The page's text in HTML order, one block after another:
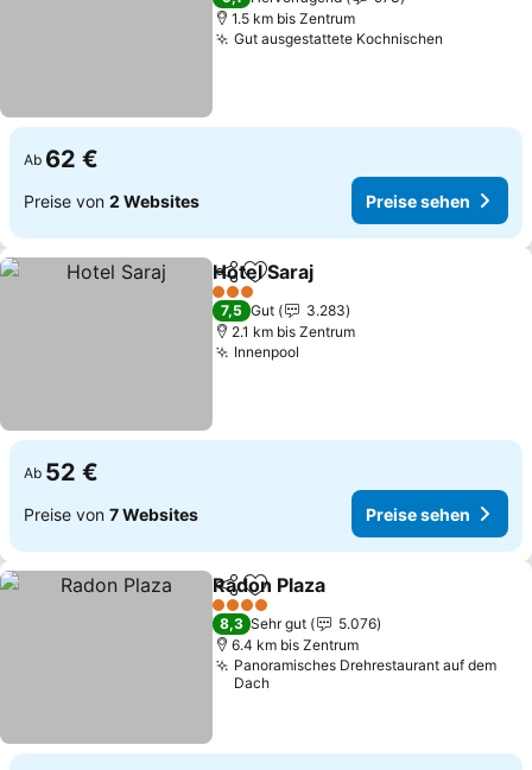
1.5 km bis Zentrum
Gut ausgestattete Kochnischen
Ab 62 €
Preise von 2 Websites Preise sehen
TeilenZu Favoriten hinzufügen
Hotel Saraj
3 Sterne
7,5 Gut
3.283
2.1 km bis Zentrum
Innenpool
Ab 52 €
Preise von 7 Websites Preise sehen
TeilenZu Favoriten hinzufügen
Radon Plaza
4 Sterne
8,3 Sehr gut
5.076
6.4 km bis Zentrum
Panoramisches Drehrestaurant auf dem
Dach